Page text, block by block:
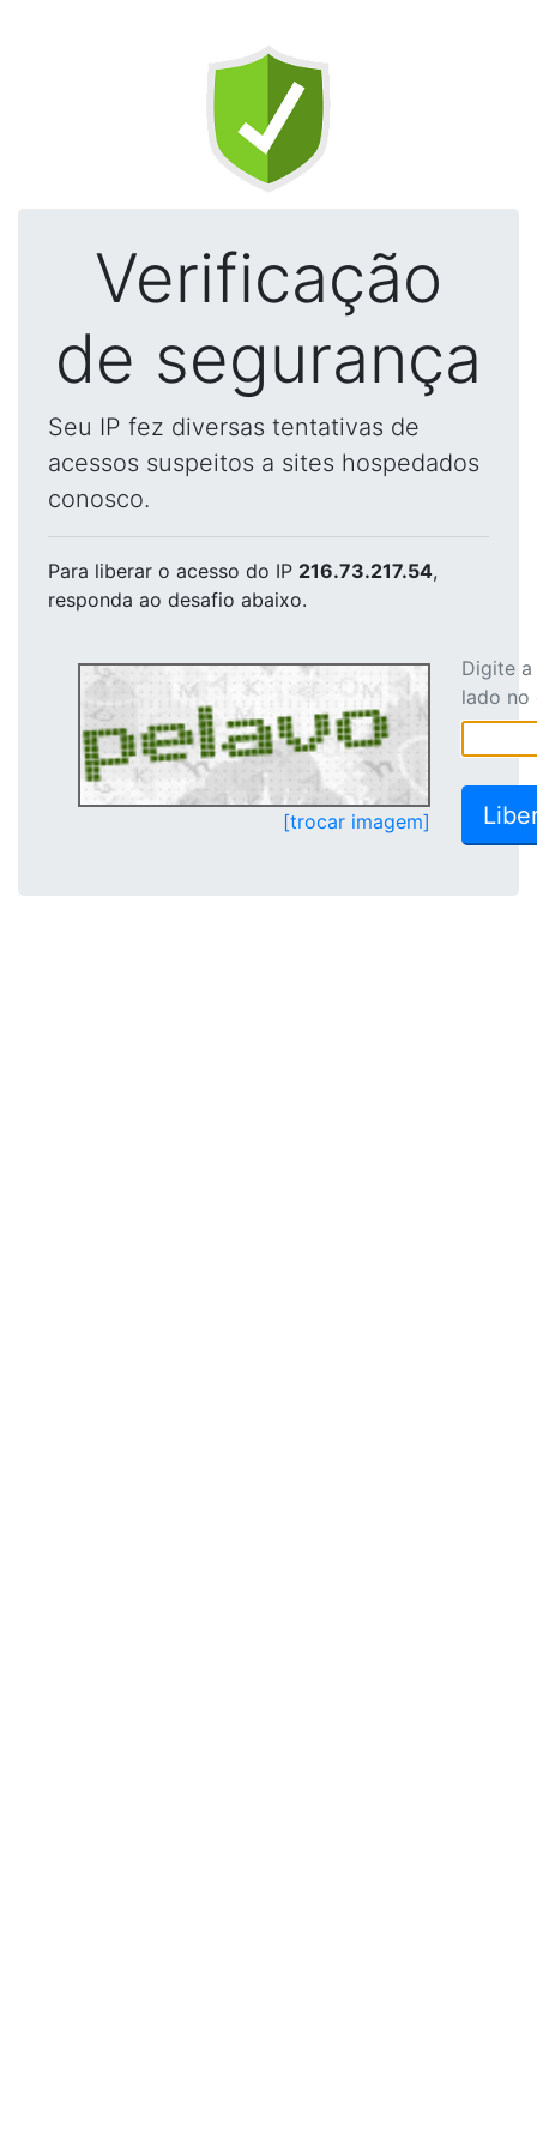
Verificação
de segurança
Seu IP fez diversas tentativas de
acessos suspeitos a sites hospedados
conosco.
Para liberar o acesso do IP 216.73.217.54,
responda ao desafio abaixo.
[trocar imagem]
Digite
lado no